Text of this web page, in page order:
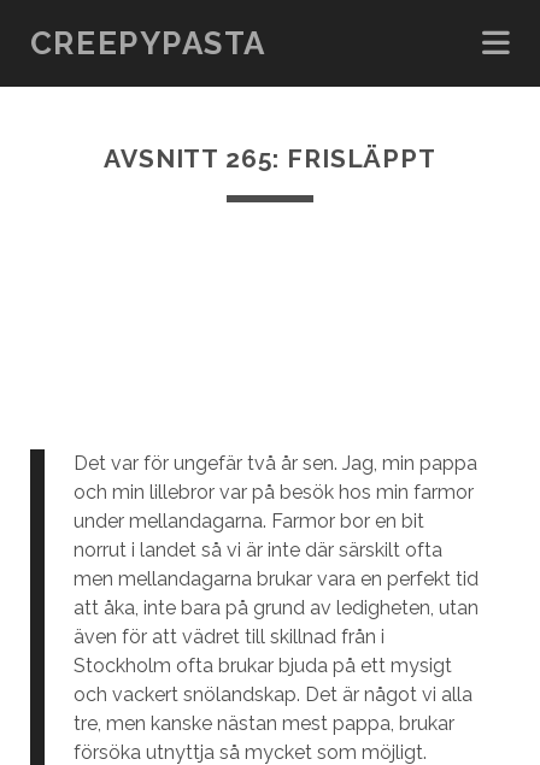
CREEPYPASTA
AVSNITT 265: FRISLÄPPT
Det var för ungefär två år sen. Jag, min pappa
och min lillebror var på besök hos min farmor
under mellandagarna. Farmor bor en bit
norrut i landet så vi är inte där särskilt ofta
men mellandagarna brukar vara en perfekt tid
att åka, inte bara på grund av ledigheten, utan
även för att vädret till skillnad från i
Stockholm ofta brukar bjuda på ett mysigt
och vackert snölandskap. Det är något vi alla
tre, men kanske nästan mest pappa, brukar
försöka utnyttja så mycket som möjligt.